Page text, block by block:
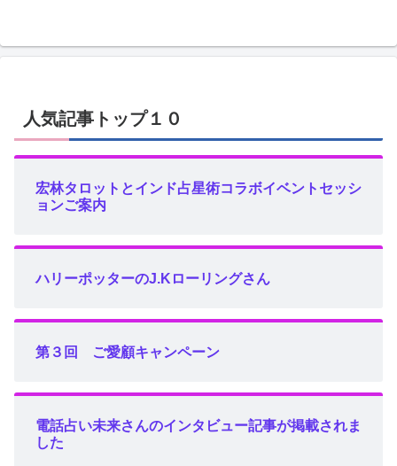
人気記事トップ１０
宏林タロットとインド占星術コラボイベントセッシ
ョンご案内
ハリーポッターのJ.Kローリングさん
第３回 ご愛顧キャンペーン
電話占い未来さんのインタビュー記事が掲載されま
した